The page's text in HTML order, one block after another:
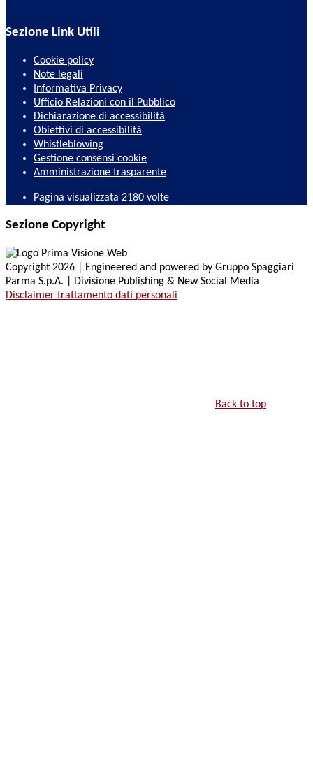
Sezione Link Utili
Cookie policy
Note legali
Informativa Privacy
Ufficio Relazioni con il Pubblico
Dichiarazione di accessibilità
Obiettivi di accessibilità
Whistleblowing
Gestione consensi cookie
Amministrazione trasparente
Pagina visualizzata 2180 volte
Sezione Copyright
Copyright 2026 | Engineered and powered by Gruppo Spaggiari
Parma S.p.A. | Divisione Publishing & New Social Media
Disclaimer trattamento dati personali
Back to top